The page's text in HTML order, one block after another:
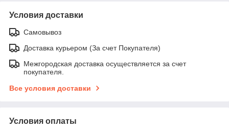
Условия доставки
Самовывоз
Доставка курьером (За счет Покупателя)
Межгородская доставка осуществляется за счет
покупателя.
Все условия доставки
Условия оплаты